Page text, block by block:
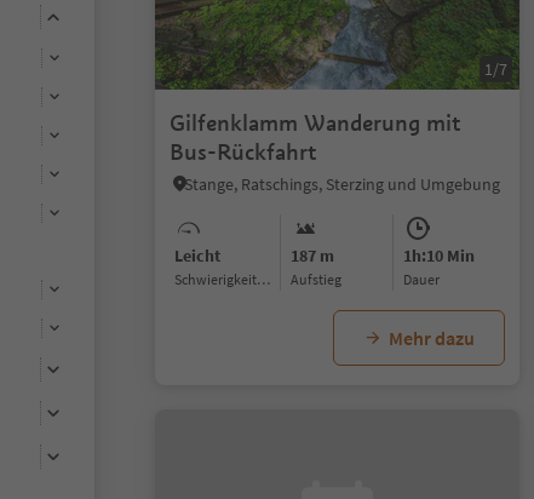
1/7
Gilfenklamm Wanderung mit
Bus-Rückfahrt
Stange, Ratschings, Sterzing und Umgebung
Leicht
Schwierigkeitsgrad
187 m
Aufstieg
1h:10 Min
Dauer
Mehr dazu